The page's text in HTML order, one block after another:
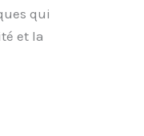
qui
et la